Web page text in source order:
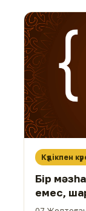
Күдікпен
Бір
емес,